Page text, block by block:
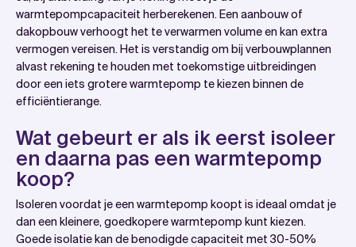
warmtepompcapaciteit herberekenen. Een aanbouw of
dakopbouw verhoogt het te verwarmen volume en kan extra
vermogen vereisen. Het is verstandig om bij verbouwplannen
alvast rekening te houden met toekomstige uitbreidingen
door een iets grotere warmtepomp te kiezen binnen de
efficiëntierange.
Wat gebeurt er als ik eerst isoleer
en daarna pas een warmtepomp
koop?
Isoleren voordat je een warmtepomp koopt is ideaal omdat je
dan een kleinere, goedkopere warmtepomp kunt kiezen.
Goede isolatie kan de benodigde capaciteit met 30-50%